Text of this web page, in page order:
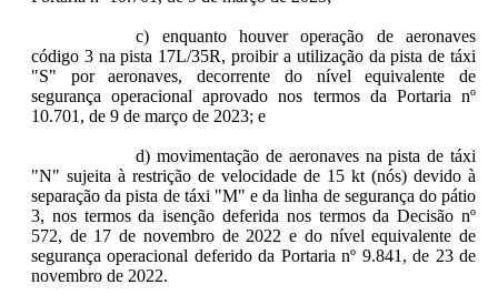
c) enquanto houver operação de aeronaves
código 3 na pista 17L/35R, proibir a utilização da pista de táxi
"S" por aeronaves, decorrente do nível equivalente de
segurança operacional aprovado nos termos da Portaria nº
10.701, de 9 de março de 2023; e
d) movimentação de aeronaves na pista de táxi
"N" sujeita à restrição de velocidade de 15 kt (nós) devido à
separação da pista de táxi "M" e da linha de segurança do pátio
3, nos termos da isenção deferida nos termos da Decisão nº
572, de 17 de novembro de 2022 e do nível equivalente de
segurança operacional deferido da Portaria nº 9.841, de 23 de
novembro de 2022.